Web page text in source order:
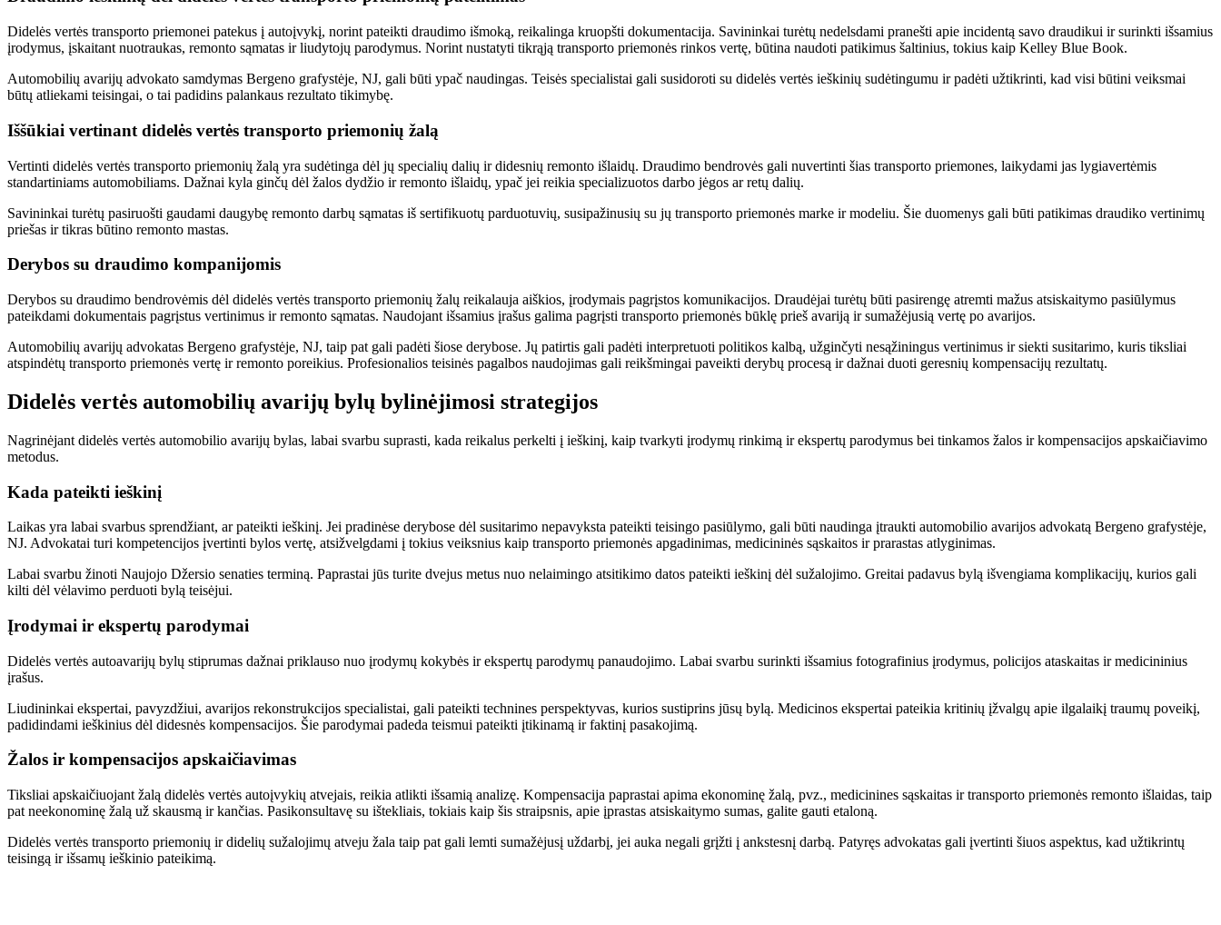
Didelės vertės transporto priemonei patekus į autoįvykį, norint pateikti draudimo išmoką, reikalinga kruopšti dokumentacija. Savininkai turėtų nedelsdami pranešti apie incidentą savo draudikui ir surinkti išsamius
įrodymus, įskaitant nuotraukas, remonto sąmatas ir liudytojų parodymus. Norint nustatyti tikrąją transporto priemonės rinkos vertę, būtina naudoti patikimus šaltinius, tokius kaip Kelley Blue Book.
Automobilių avarijų advokato samdymas Bergeno grafystėje, NJ, gali būti ypač naudingas. Teisės specialistai gali susidoroti su didelės vertės ieškinių sudėtingumu ir padėti užtikrinti, kad visi būtini veiksmai
būtų atliekami teisingai, o tai padidins palankaus rezultato tikimybę.
Iššūkiai vertinant didelės vertės transporto priemonių žalą
Vertinti didelės vertės transporto priemonių žalą yra sudėtinga dėl jų specialių dalių ir didesnių remonto išlaidų. Draudimo bendrovės gali nuvertinti šias transporto priemones, laikydami jas lygiavertėmis
standartiniams automobiliams. Dažnai kyla ginčų dėl žalos dydžio ir remonto išlaidų, ypač jei reikia specializuotos darbo jėgos ar retų dalių.
Savininkai turėtų pasiruošti gaudami daugybę remonto darbų sąmatas iš sertifikuotų parduotuvių, susipažinusių su jų transporto priemonės marke ir modeliu. Šie duomenys gali būti patikimas draudiko vertinimų
priešas ir tikras būtino remonto mastas.
Derybos su draudimo kompanijomis
Derybos su draudimo bendrovėmis dėl didelės vertės transporto priemonių žalų reikalauja aiškios, įrodymais pagrįstos komunikacijos. Draudėjai turėtų būti pasirengę atremti mažus atsiskaitymo pasiūlymus
pateikdami dokumentais pagrįstus vertinimus ir remonto sąmatas. Naudojant išsamius įrašus galima pagrįsti transporto priemonės būklę prieš avariją ir sumažėjusią vertę po avarijos.
Automobilių avarijų advokatas Bergeno grafystėje, NJ, taip pat gali padėti šiose derybose. Jų patirtis gali padėti interpretuoti politikos kalbą, užginčyti nesąžiningus vertinimus ir siekti susitarimo, kuris tiksliai
atspindėtų transporto priemonės vertę ir remonto poreikius. Profesionalios teisinės pagalbos naudojimas gali reikšmingai paveikti derybų procesą ir dažnai duoti geresnių kompensacijų rezultatų.
Didelės vertės automobilių avarijų bylų bylinėjimosi strategijos
Nagrinėjant didelės vertės automobilio avarijų bylas, labai svarbu suprasti, kada reikalus perkelti į ieškinį, kaip tvarkyti įrodymų rinkimą ir ekspertų parodymus bei tinkamos žalos ir kompensacijos apskaičiavimo
metodus.
Kada pateikti ieškinį
Laikas yra labai svarbus sprendžiant, ar pateikti ieškinį. Jei pradinėse derybose dėl susitarimo nepavyksta pateikti teisingo pasiūlymo, gali būti naudinga įtraukti automobilio avarijos advokatą Bergeno grafystėje,
NJ. Advokatai turi kompetencijos įvertinti bylos vertę, atsižvelgdami į tokius veiksnius kaip transporto priemonės apgadinimas, medicininės sąskaitos ir prarastas atlyginimas.
Labai svarbu žinoti Naujojo Džersio senaties terminą. Paprastai jūs turite dvejus metus nuo nelaimingo atsitikimo datos pateikti ieškinį dėl sužalojimo. Greitai padavus bylą išvengiama komplikacijų, kurios gali
kilti dėl vėlavimo perduoti bylą teisėjui.
Įrodymai ir ekspertų parodymai
Didelės vertės autoavarijų bylų stiprumas dažnai priklauso nuo įrodymų kokybės ir ekspertų parodymų panaudojimo. Labai svarbu surinkti išsamius fotografinius įrodymus, policijos ataskaitas ir medicininius
įrašus.
Liudininkai ekspertai, pavyzdžiui, avarijos rekonstrukcijos specialistai, gali pateikti technines perspektyvas, kurios sustiprins jūsų bylą. Medicinos ekspertai pateikia kritinių įžvalgų apie ilgalaikį traumų poveikį,
padidindami ieškinius dėl didesnės kompensacijos. Šie parodymai padeda teismui pateikti įtikinamą ir faktinį pasakojimą.
Žalos ir kompensacijos apskaičiavimas
Tiksliai apskaičiuojant žalą didelės vertės autoįvykių atvejais, reikia atlikti išsamią analizę. Kompensacija paprastai apima ekonominę žalą, pvz., medicinines sąskaitas ir transporto priemonės remonto išlaidas, taip
pat neekonominę žalą už skausmą ir kančias. Pasikonsultavę su ištekliais, tokiais kaip šis straipsnis, apie įprastas atsiskaitymo sumas, galite gauti etaloną.
Didelės vertės transporto priemonių ir didelių sužalojimų atveju žala taip pat gali lemti sumažėjusį uždarbį, jei auka negali grįžti į ankstesnį darbą. Patyręs advokatas gali įvertinti šiuos aspektus, kad užtikrintų
teisingą ir išsamų ieškinio pateikimą.